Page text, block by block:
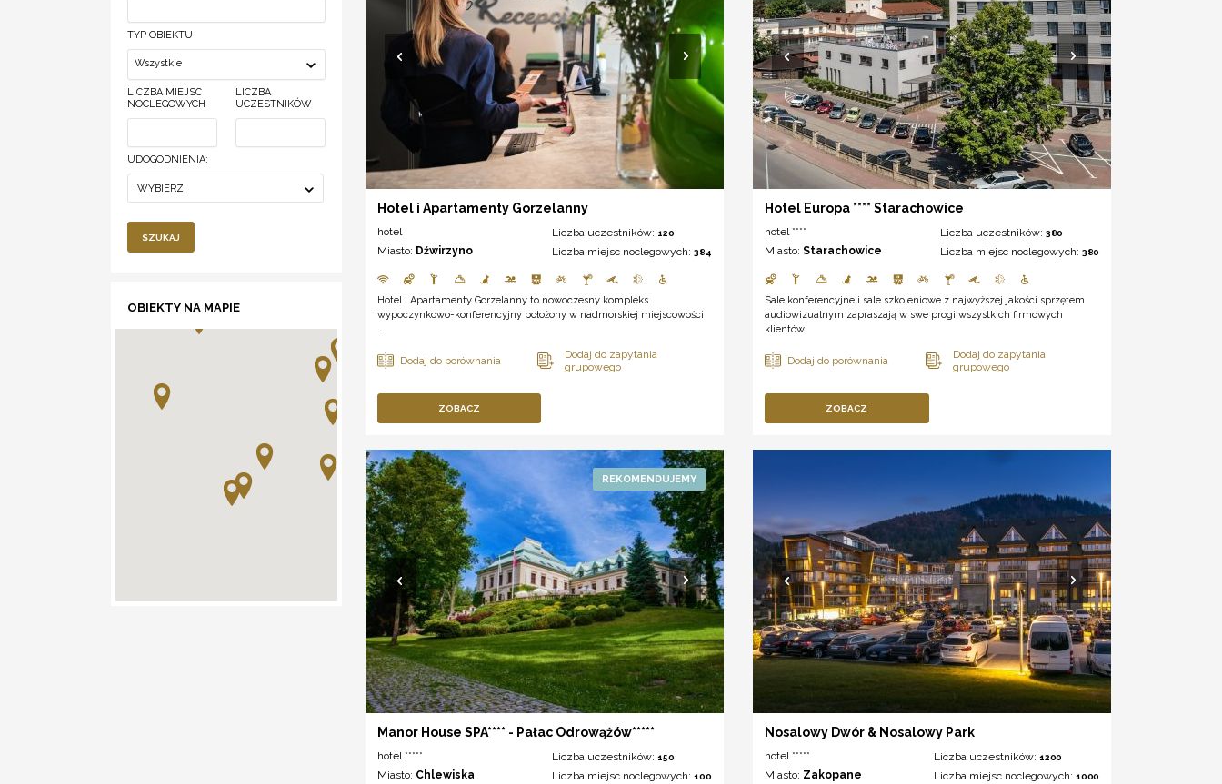
TYP OBIEKTU
Wszystkie
LICZBA MIEJSC
NOCLEGOWYCH
LICZBA
UCZESTNIKÓW
UDOGODNIENIA:
WYBIERZ
SZUKAJ
OBIEKTY NA MAPIE
Hotel i Apartamenty Gorzelanny
hotel
Miasto: Dźwirzyno
Liczba uczestników:120
Liczba miejsc noclegowych:384
Hotel i Apartamenty Gorzelanny to nowoczesny kompleks
wypoczynkowo-konferencyjny położony w nadmorskiej miejscowości
...
ZOBACZ
Hotel Europa **** Starachowice
hotel ****
Miasto:Starachowice
Liczba uczestników: 380
Liczba miejsc noclegowych: 380
Sale konferencyjne i sale szkoleniowe z najwyższej jakości sprzętem
audiowizualnym zapraszają w swe progi wszystkich firmowych
klientów.
ZOBACZ
Manor House SPA**** - Pałac Odrowążów*****
hotel *****
Miasto: Chlewiska
Liczba uczestników:150
Liczba miejsc noclegowych:100
Nosalowy Dwór & Nosalowy Park
hotel *****
Miasto: Zakopane
Liczba uczestników:1200
Liczba miejsc noclegowych:1000